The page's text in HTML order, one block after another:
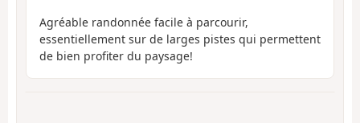
Agréable randonnée facile à parcourir,
essentiellement sur de larges pistes qui permettent
de bien profiter du paysage!